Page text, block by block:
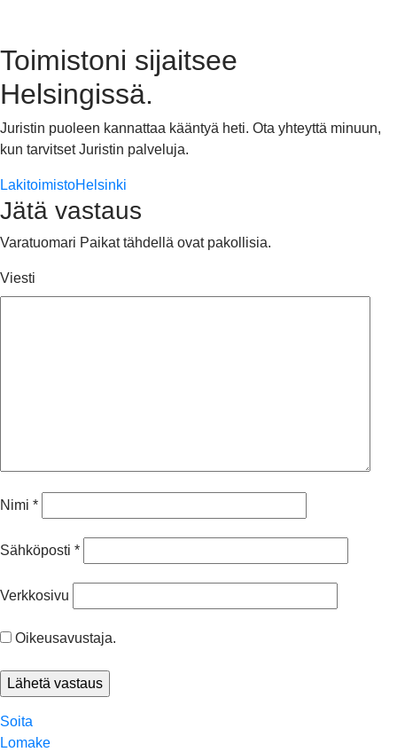
Toimistoni sijaitsee
Helsingissä.
Juristin puoleen kannattaa kääntyä heti. Ota yhteyttä minuun,
kun tarvitset Juristin palveluja.
LakitoimistoHelsinki
Jätä vastaus
Varatuomari Paikat tähdellä ovat pakollisia.
Viesti
Nimi *
Sähköposti *
Verkkosivu
Oikeusavustaja.
Soita
Lomake